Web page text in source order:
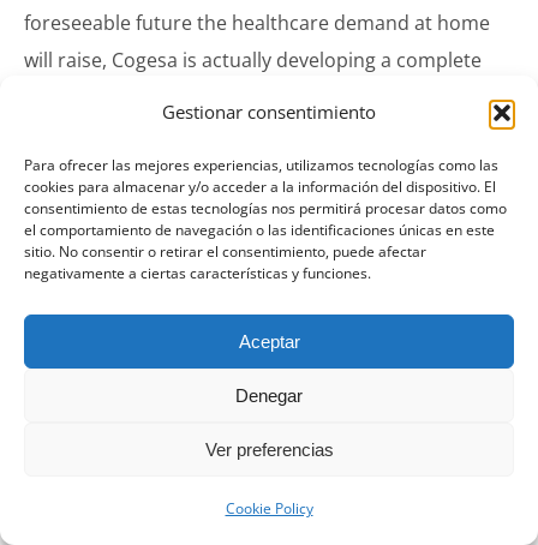
Gestionar consentimiento
Para ofrecer las mejores experiencias, utilizamos tecnologías como las
cookies para almacenar y/o acceder a la información del dispositivo. El
consentimiento de estas tecnologías nos permitirá procesar datos como
el comportamiento de navegación o las identificaciones únicas en este
sitio. No consentir o retirar el consentimiento, puede afectar
negativamente a ciertas características y funciones.
Aceptar
Denegar
Ver preferencias
Cookie Policy
foreseeable future the healthcare demand at home
will raise, Cogesa is actually developing a complete
staff by paying a fee.
© 2017 Cogesa S.L. Todos los derechos reservados.